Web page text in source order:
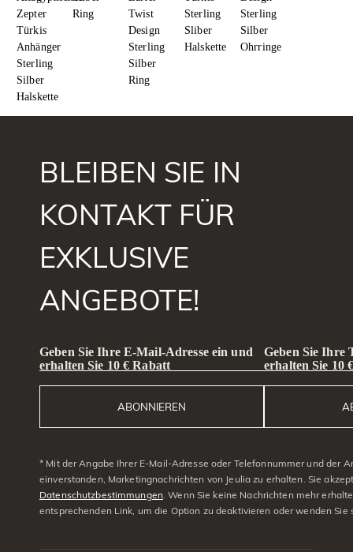
Zepter
Türkis
Anhänger
Sterling
Silber
Halskette
Ring
Twist
Design
Sterling
Silber
Ring
Sterling
Sliber
Halskette
Sterling
Silber
Ohrringe
BLEIBEN SIE IN
KONTAKT FÜR
EXKLUSIVE
ANGEBOTE!
Geben Sie Ihre E-Mail-Adresse ein und
erhalten Sie 10 € Rabatt
ABONNIEREN
Geben Sie Ihre
erhalten Sie 10
* Mit der Angabe Ihrer E-Mail-Adresse oder Telefonnummer und der
einverstanden, Marketingnachrichten von Jeulia zu erhalten. Sie
Datenschutzbestimmungen . Wenn Sie keine Nachrichten mehr
entsprechenden Link, um die Option zu deaktivieren oder wenden Sie